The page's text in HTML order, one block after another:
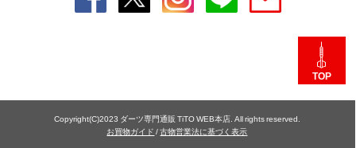
TOP
Copyright(C)2023 ダーツ専門通販 TiTO WEB本店. All rights reserved.
お買物ガイド /古物営業法に基づく表示